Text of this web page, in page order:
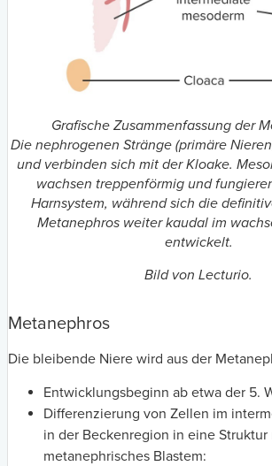
Grafische Zusammenfassung der
Die nephrogenen Stränge (primäre
und verbinden sich mit der Kloake.
wachsen treppenförmig und
Harnsystem, während sich die
Metanephros weiter kaudal im
entwickelt.
Bild von Lecturio.
Metanephros
Die bleibende Niere wird aus der
Entwicklungsbeginn ab etwa der 5.
Differenzierung von Zellen im
in der Beckenregion in eine Struktur
metanephrisches Blastem: